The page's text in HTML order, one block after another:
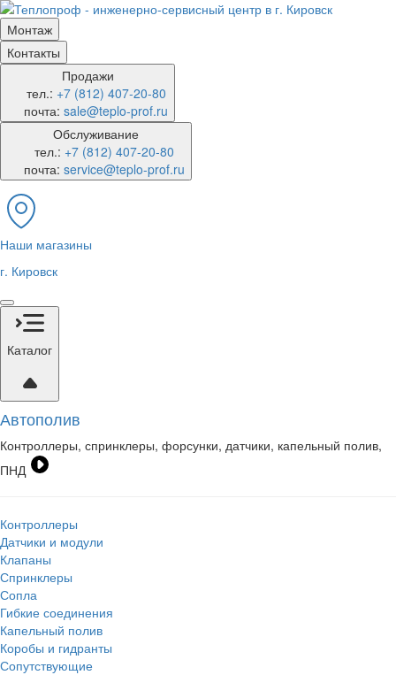
Монтаж
Контакты
Продажи
тел.: +7 (812) 407-20-80
почта: sale@teplo-prof.ru
Обслуживание
тел.: +7 (812) 407-20-80
почта: service@teplo-prof.ru
Наши магазины
г. Кировск
Каталог
Автополив
Контроллеры, спринклеры, форсунки, датчики, капельный полив,
ПНД
Контроллеры
Датчики и модули
Клапаны
Спринклеры
Сопла
Гибкие соединения
Капельный полив
Коробы и гидранты
Сопутствующие